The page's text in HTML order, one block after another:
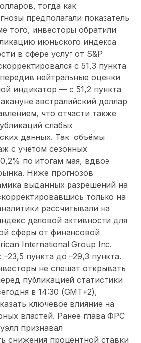
тогда как
предполагали показатель
того, инвесторы обратили
июньского индекса
в сфере услуг от S&P
с 51,3 пункта
нейтральные оценки
индикатор — с 51,2 пункта
австралийский доллар
что отчасти также
слабых
данных. Так, объёмы
с учётом сезонных
по итогам мая, вдвое
Ниже прогнозов
выданных разрешений на
только на
рассчитывали на
деловой активности для
сферы от финансовой
International Group Inc.
–23,5 пункта до –29,3 пункта.
не спешат открывать
публикацией статистики
в 14:30 (GMT+2),
ключевое влияние на
властей. Ранее глава ФРС
признавал
снижения процентной ставки